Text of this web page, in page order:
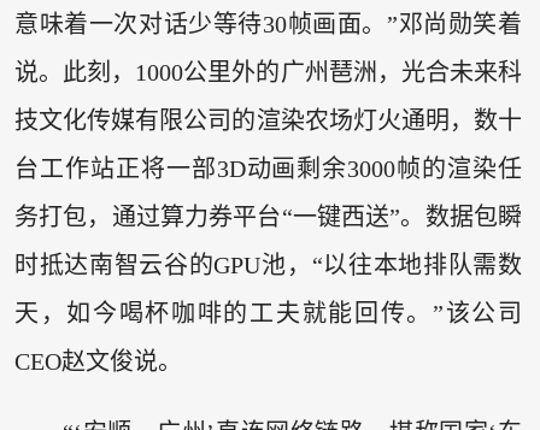
意味着一次对话少等待30帧画面。”邓尚勋笑着
说。此刻，1000公里外的广州琶洲，光合未来科
技文化传媒有限公司的渲染农场灯火通明，数十
台工作站正将一部3D动画剩余3000帧的渲染任
务打包，通过算力券平台“一键西送”。数据包瞬
时抵达南智云谷的GPU池，“以往本地排队需数
天，如今喝杯咖啡的工夫就能回传。”该公司
CEO赵文俊说。